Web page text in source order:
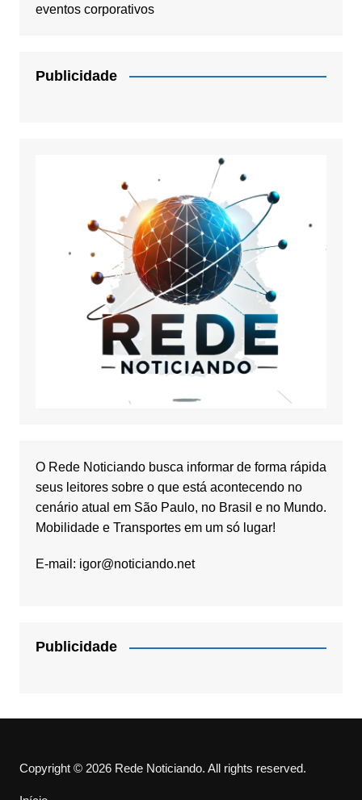
eventos corporativos
Publicidade
O Rede Noticiando busca informar de forma rápida
seus leitores sobre o que está acontecendo no
cenário atual em São Paulo, no Brasil e no Mundo.
Mobilidade e Transportes em um só lugar!
E-mail: igor@noticiando.net
Publicidade
Copyright © 2026 Rede Noticiando. All rights reserved.